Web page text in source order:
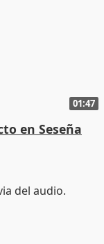
01:47
en Seseña